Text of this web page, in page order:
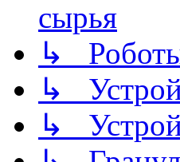
сырья
↳ Роботы
↳
↳